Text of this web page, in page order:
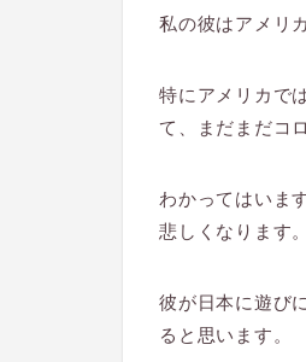
私の彼はアメリ
特にアメリカで
て、まだまだコ
わかってはいま
悲しくなります。
彼が日本に遊び
ると思います。